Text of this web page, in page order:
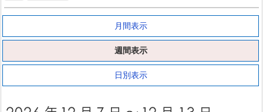
月間表示
週間表示
日別表示